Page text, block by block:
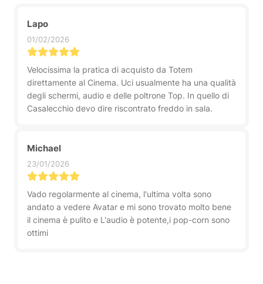
Lapo
01/02/2026
Velocissima la pratica di acquisto da Totem
direttamente al Cinema. Uci usualmente ha una qualità
degli schermi, audio e delle poltrone Top. In quello di
Casalecchio devo dire riscontrato freddo in sala.
Michael
23/01/2026
Vado regolarmente al cinema, l'ultima volta sono
andato a vedere Avatar e mi sono trovato molto bene
il cinema è pulito e L'audio è potente,i pop-corn sono
ottimi